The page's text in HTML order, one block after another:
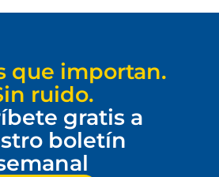
que importan.
ruido.
gratis a
boletín